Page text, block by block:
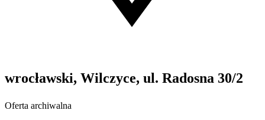
wrocławski, Wilczyce, ul. Radosna 30/2
Oferta archiwalna